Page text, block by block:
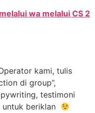
wa melalui CS 2
kami, tulis
di group”,
testimoni
beriklan